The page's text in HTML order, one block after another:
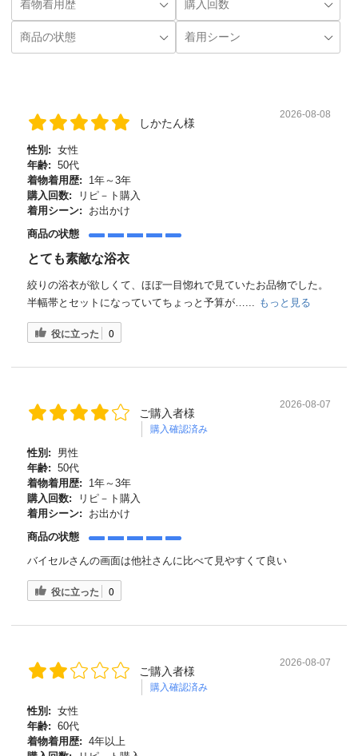
しかたん様
2026-08-08
性別: 女性
年齢: 50代
着物着用歴:
1年～3年
購入回数:
リピ－ト購入
着用シーン:
お出かけ
商品の状態
とても素敵な浴衣
絞りの浴衣が欲しくて、ほぼ一目惚れで見ていたお品物でした。
半幅帯とセットになっていてちょっと予算が…... もっと見る
役に立った 0
ご購入者様
購入確認済み
2026-08-07
性別:
男性
年齢: 50代
着物着用歴:
1年～3年
購入回数:
リピ－ト購入
着用シーン:
お出かけ
商品の状態
バイセルさんの画面は他社さんに比べて見やすくて良い
役に立った 0
ご購入者様
購入確認済み
2026-08-07
性別: 女性
年齢: 60代
着物着用歴: 4年以上